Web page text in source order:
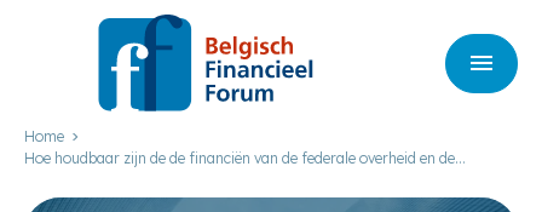
Home
Hoe houdbaar zijn de de financiën van de federale overheid en de